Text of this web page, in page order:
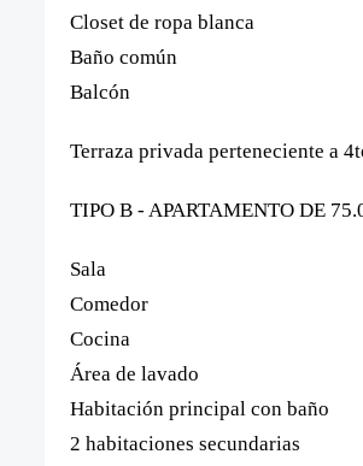
Closet de ropa blanca
Baño común
Balcón
Terraza privada perteneciente a
TIPO B - APARTAMENTO DE
Sala
Comedor
Cocina
Área de lavado
Habitación principal con baño
2 habitaciones secundarias